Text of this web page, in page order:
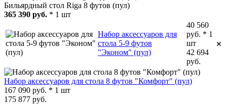
Бильярдный стол Riga 8 футов (пул)
365 390 руб. * 1 шт
Набор аксессуаров для
стола 5-9 футов
"Эконом" (пул)
40 560
руб. * 1
шт
42 694
руб.
Набор аксессуаров для стола 8 футов "Комфорт" (пул)
167 090 руб. * 1 шт
175 877 руб.